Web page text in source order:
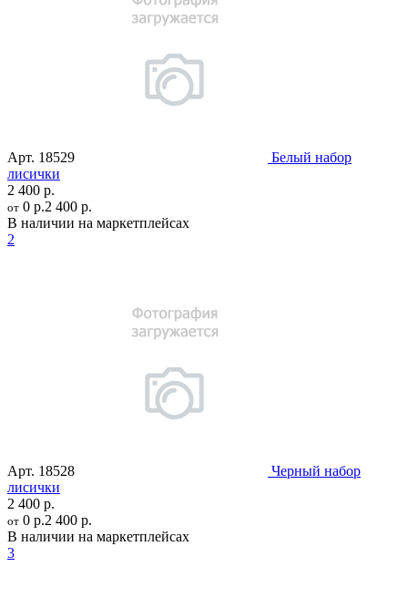
Арт. 18529
Белый набор
лисички
2 400 р.
от 0 р.2 400 р.
В наличии на маркетплейсах
2
Арт. 18528
Черный набор
лисички
2 400 р.
от 0 р.2 400 р.
В наличии на маркетплейсах
3